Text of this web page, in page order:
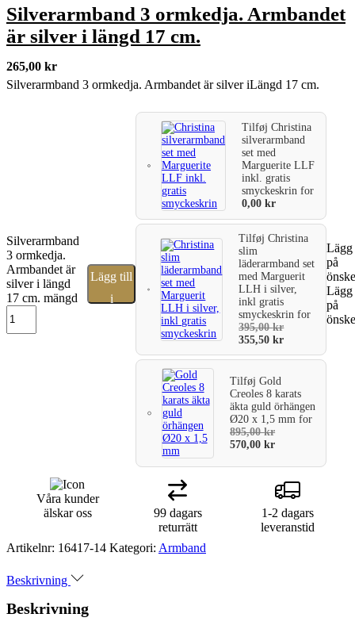
Silverarmband 3 ormkedja. Armbandet
är silver i längd 17 cm.
265,00 kr
Silverarmband 3 ormkedja. Armbandet är silver iLängd 17 cm.
Silverarmband
3 ormkedja.
Armbandet är
silver i längd
17 cm. mängd
Lägg till
i
TilføjChristina
silverarmband
set med
Marguerite LLF
inkl. gratis
smyckeskrinfor
0,00kr
TilføjChristina
slim
läderarmband set
med Marguerit
LLH i silver,
inkl gratis
smyckeskrinfor
395,00kr
355,50kr
TilføjGold
Creoles 8 karats
äkta guld örhängen
Ø20 x 1,5 mmfor
895,00kr
570,00kr
på
på
Våra kunder
älskar oss
99 dagars
returrätt
1-2 dagars
leveranstid
Artikelnr: 16417-14 Kategori: Armband
Beskrivning
Beskrivning